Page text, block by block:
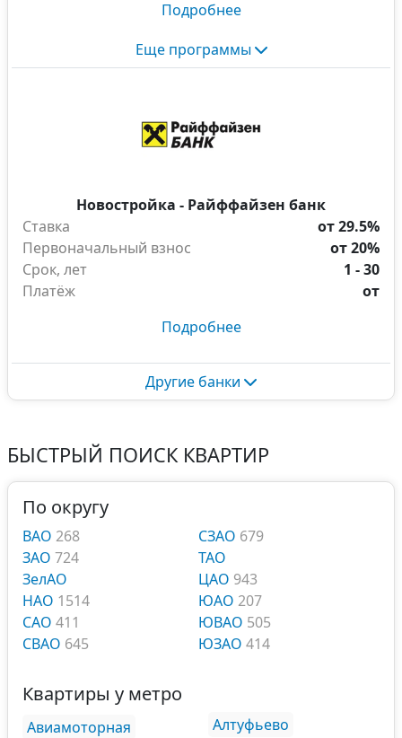
Подробнее
Еще программы
Новостройка - Райффайзен банк
Ставка
от 29.5%
Первоначальный взнос
от 20%
Срок, лет
1 - 30
Платёж
от
Подробнее
Другие банки
БЫСТРЫЙ ПОИСК КВАРТИР
По округу
ВАО 268
ЗАО 724
ЗелАО
НАО 1514
САО 411
СВАО 645
СЗАО 679
ТАО
ЦАО 943
ЮАО 207
ЮВАО 505
ЮЗАО 414
Квартиры у метро
Авиамоторная
Алтуфьево